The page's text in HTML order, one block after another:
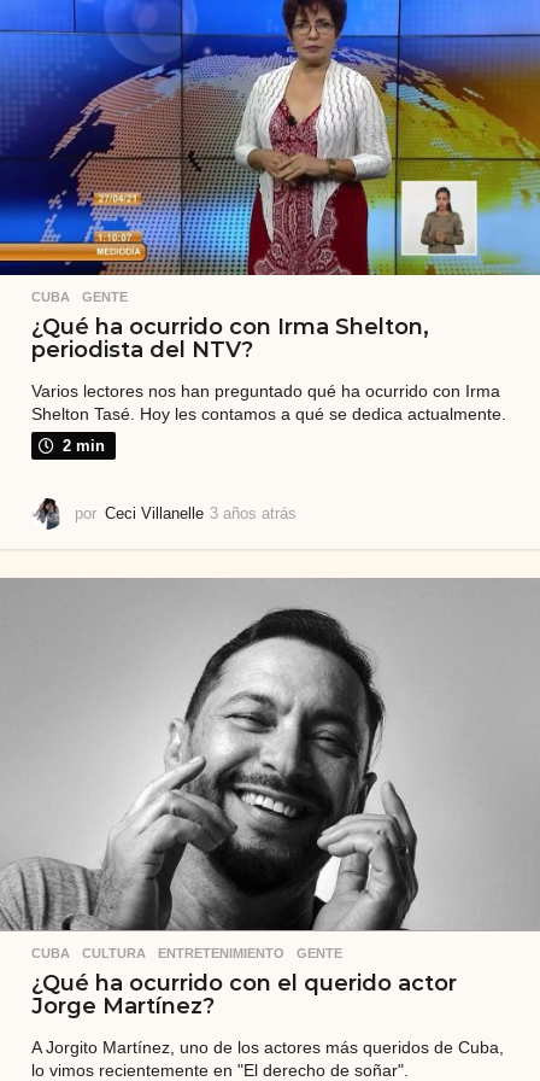
á
s
CUBA ,GENTE
¿Qué ha ocurrido con Irma Shelton,
periodista del NTV?
Varios lectores nos han preguntado qué ha ocurrido con Irma
Shelton Tasé. Hoy les contamos a qué se dedica actualmente.
2 min
por Ceci Villanelle 3 años atrás
o
s
a
á
s
CUBA ,CULTURA ,ENTRETENIMIENTO ,GENTE
¿Qué ha ocurrido con el querido actor
Jorge Martínez?
A Jorgito Martínez, uno de los actores más queridos de Cuba,
lo vimos recientemente en "El derecho de soñar".